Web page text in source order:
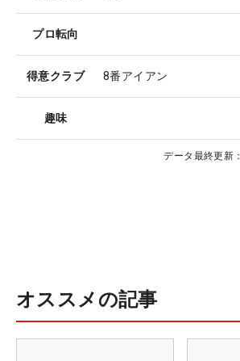
プロ転向
得意クラブ 8番アイアン
趣味
データ最終更新：
オススメの記事